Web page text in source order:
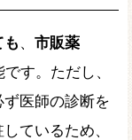
、 市販薬
す。ただし、
医師の診断を
ているため、